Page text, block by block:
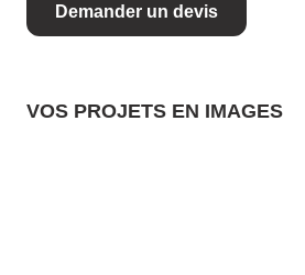
Demander un devis
VOS PROJETS EN IMAGES